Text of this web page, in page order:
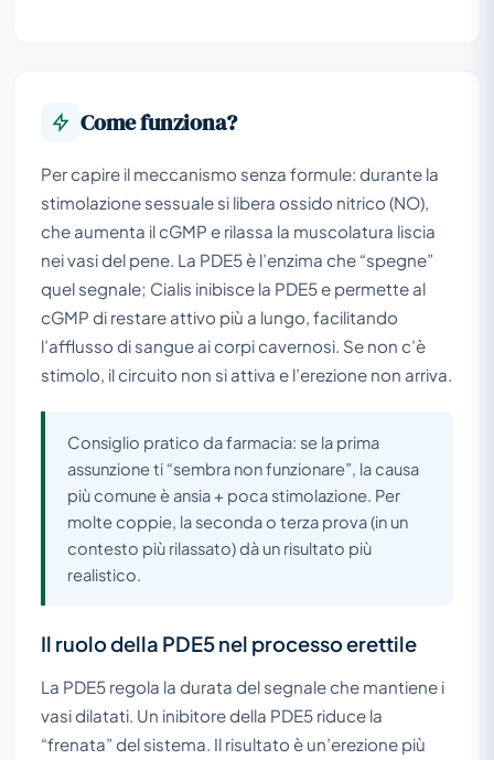
Come funziona?
Per capire il meccanismo senza formule: durante la
stimolazione sessuale si libera ossido nitrico (NO),
che aumenta il cGMP e rilassa la muscolatura liscia
nei vasi del pene. La PDE5 è l’enzima che “spegne”
quel segnale; Cialis inibisce la PDE5 e permette al
cGMP di restare attivo più a lungo, facilitando
l’afflusso di sangue ai corpi cavernosi. Se non c’è
stimolo, il circuito non si attiva e l’erezione non arriva.
Consiglio pratico da farmacia: se la prima
assunzione ti “sembra non funzionare”, la causa
più comune è ansia + poca stimolazione. Per
molte coppie, la seconda o terza prova (in un
contesto più rilassato) dà un risultato più
realistico.
Il ruolo della PDE5 nel processo erettile
La PDE5 regola la durata del segnale che mantiene i
vasi dilatati. Un inibitore della PDE5 riduce la
“frenata” del sistema. Il risultato è un’erezione più